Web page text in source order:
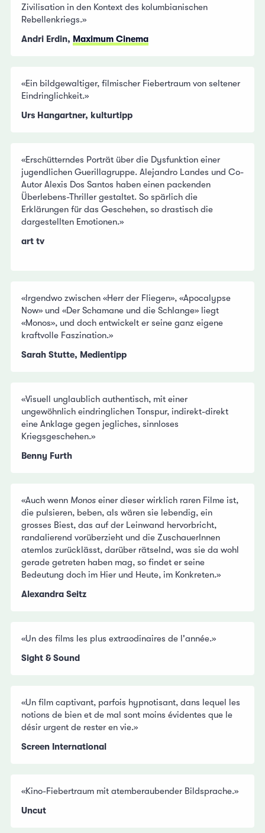
Zivilisation in den Kontext des kolumbianischen
Rebellenkriegs.»
Andri Erdin, Maximum Cinema
«Ein bildgewaltiger, filmischer Fiebertraum von seltener
Eindringlichkeit.»
Urs Hangartner, kulturtipp
«Erschütterndes Porträt über die Dysfunktion einer
jugendlichen Guerillagruppe. Alejandro Landes und Co-
Autor Alexis Dos Santos haben einen packenden
Überlebens-Thriller gestaltet. So spärlich die
Erklärungen für das Geschehen, so drastisch die
dargestellten Emotionen.»
art tv
«Irgendwo zwischen «Herr der Fliegen», «Apocalypse
Now» und «Der Schamane und die Schlange» liegt
«Monos», und doch entwickelt er seine ganz eigene
kraftvolle Faszination.»
Sarah Stutte, Medientipp
«Visuell unglaublich authentisch, mit einer
ungewöhnlich eindringlichen Tonspur, indirekt-direkt
eine Anklage gegen jegliches, sinnloses
Kriegsgeschehen.»
Benny Furth
«Auch wenn Monos einer dieser wirklich raren Filme ist,
die pulsieren, beben, als wären sie lebendig, ein
grosses Biest, das auf der Leinwand hervorbricht,
randalierend vorüberzieht und die ZuschauerInnen
atemlos zurücklässt, darüber rätselnd, was sie da wohl
gerade getreten haben mag, so findet er seine
Bedeutung doch im Hier und Heute, im Konkreten.»
Alexandra Seitz
«Un des films les plus extraodinaires de l'année.»
Sight & Sound
«Un film captivant, parfois hypnotisant, dans lequel les
notions de bien et de mal sont moins évidentes que le
désir urgent de rester en vie.»
Screen International
«Kino-Fiebertraum mit atemberaubender Bildsprache.»
Uncut